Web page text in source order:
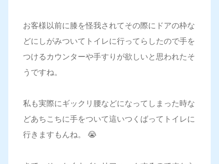
お客様以前に膝を怪我されてその際にドアの枠な
どにしがみついてトイレに行ってらしたので手を
つけるカウンターや手すりが欲しいと思われたそ
うですね。
私も実際にギックリ腰などになってしまった時な
どあちこちに手をついて這いつくばってトイレに
行きますもんね。 😭